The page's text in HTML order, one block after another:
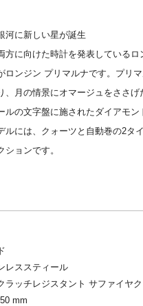
河に新しい星が誕生
方に向けた時計を発表している
ロンジン プリマルナです。プリ
、月の情景にオマージュをささ
ルの文字盤に施されたダイアモ
ルには、クォーツと自動巻の2タ
ションです。
レススティール
ラッチレジスタント サファイヤ
mm